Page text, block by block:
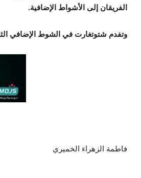
الفريقان إلى الأشواط الإضافية.
وتفدم شتوتغارت في الشوط الإضافي
فاطمة الزهراء الخميري